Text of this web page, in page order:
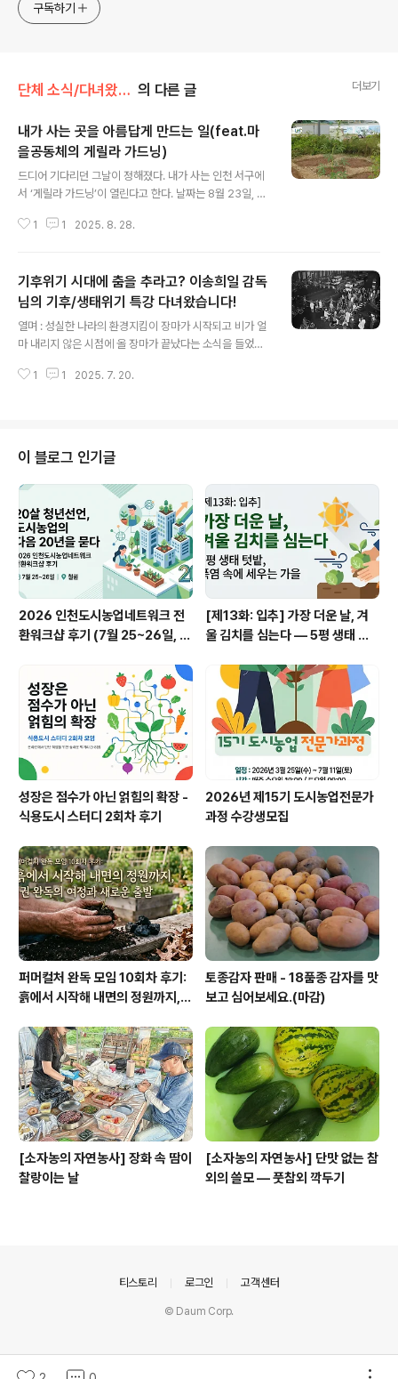
구독하기
단체 소식/다녀왔습니다 의 다른 글 더보기
내가 사는 곳을 아름답게 만드는 일(feat.마
을공동체의 게릴라 가드닝)
드디어 기다리던 그날이 정해졌다. 내가 사는 인천 서구에
서 ‘게릴라 가드닝’이 열린다고 한다. 날짜는 8월 23일, 토
이었다. 게릴라 가드닝은 버려지거나 방치된 도심의 땅에
한 법적 소유권이 없는 시민이 불시에 땅을 이전과 다른 모
습으로 바꾸는 것에서 유래했다. 토지소유자에게 방치한
땅에 대한 경각심을 주고 도시에 생기를 불러일으키려는
목적이다. 이전에 인천에서 열린 게릴라 가드닝 활동들 매
전역에서 방치된 땅에 해바라기를 심는 날이다. 올해 인천
1 1 2025. 8. 28.
기후위기 시대에 춤을 추라고? 이송희일 감독
님의 기후/생태위기 특강 다녀왔습니다!
열며 : 성실한 나라의 환경지킴이 장마가 시작되고 비가 얼
마 내리지 않은 시점에 올 장마가 끝났다는 소식을 들었습
이지 못해, 논의 물은 바짝바짝 말라갔고, 작물들은 힘겹게
사태, 홍수, 벽 붕괴 등의 뉴스들이 들립니다. 더 이상 하늘
의 의중을 알아차리기 어려운 상황 속에서, 기후위기는 우
리들의 발끝 앞까지 와있다고 실감합니다. 오목눈이 기자
는 환경을 지키기 위해 텀블러를 쓰고, 분리수거도 꼬박하
고, 채식도 오랫동안 해왔는데 말이지요. 심해지면 심해졌
지 좀처럼 나아질 기미가 보이지 않..
1 1 2025. 7. 20.
이 블로그 인기글
2026 인천도시농업네트워크 전
환워크샵 후기 (7월 25~26일, 철
[제13화: 입추] 가장 더운 날, 겨
울 김치를 심는다 — 5평 생태 텃
성장은 점수가 아닌 얽힘의 확장 -
식용도시 스터디 2회차 후기
2026년 제15기 도시농업전문가
과정 수강생모집
퍼머컬처 완독 모임 10회차 후기:
흙에서 시작해 내면의 정원까지, 1
토종감자 판매 - 18품종 감자를 맛
보고 심어보세요.(마감)
[소자농의 자연농사] 장화 속 땀이
찰랑이는 날
[소자농의 자연농사] 단맛 없는 참
외의 쓸모 — 풋참외 깍두기
티스토리 로그인 고객센터
© Daum Corp.